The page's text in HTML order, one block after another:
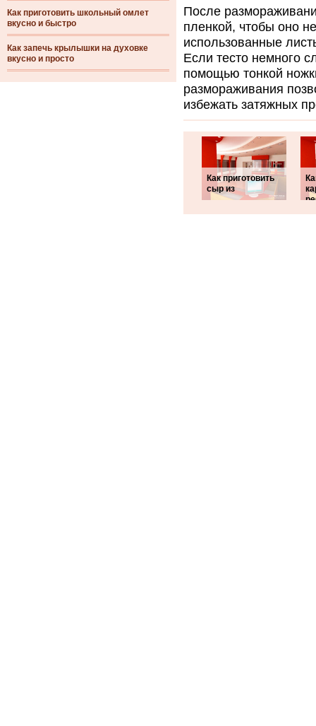
Как приготовить школьный омлет
вкусно и быстро
Как запечь крылышки на духовке
вкусно и просто
После
пленкой, чтобы оно
использованные
Если тесто немного
помощью тонкой
размораживания
избежать затяжных
Как приготовить
сыр из